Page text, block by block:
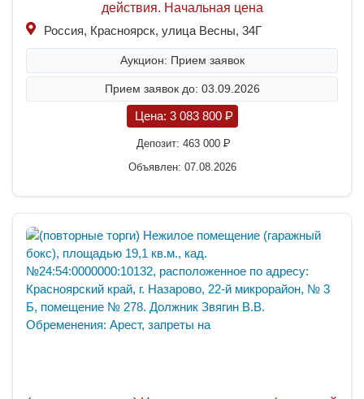
действия. Начальная цена
Россия, Красноярск, улица Весны, 34Г
Аукцион: Прием заявок
Прием заявок до: 03.09.2026
Цена: 3 083 800 P
Депозит: 463 000 P
Объявлен: 07.08.2026